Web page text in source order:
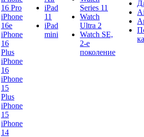
16 Pro
iPhone
16e
iPhone
16
Plus
iPhone
16
iPhone
15
Plus
iPhone
15
iPhone
14
iPad
11
iPad
mini
Series 11
Watch
Ultra 2
Watch SE,
2-е
поколение